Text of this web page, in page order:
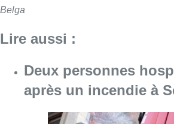
Belga
Lire aussi :
Deux personnes
après un incendie à